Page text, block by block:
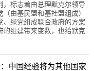
，标志着由总理默克尔领导
（由基民盟和基社盟组成）
、绿党组成联合政府的方案
的组建带来变数，也给默克
中国经验将为其他国家